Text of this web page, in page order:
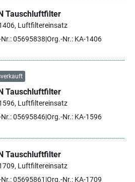
Tauschluftfilter
Luftfiltereinsatz
05695838 Org.-Nr.: KA-1406
Tauschluftfilter
Luftfiltereinsatz
05695846Org.-Nr.: KA-1596
Tauschluftfilter
Luftfiltereinsatz
05695861 Org.-Nr.: KA-1709